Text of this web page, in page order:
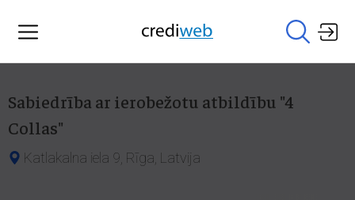
Sabiedrība ar ierobežotu atbildību "4
Collas"
Katlakalna iela 9, Rīga, Latvija